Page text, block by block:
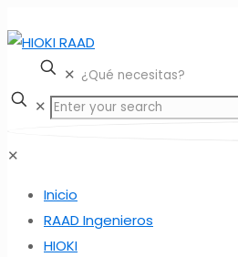
✕
✕
✕
Inicio
RAAD Ingenieros
HIOKI